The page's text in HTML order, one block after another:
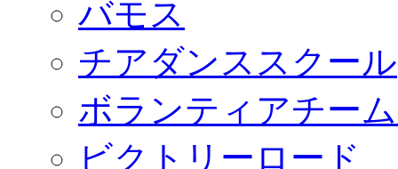
バモス
チアダンススクール
ボランティアチー
ビクトリーロード